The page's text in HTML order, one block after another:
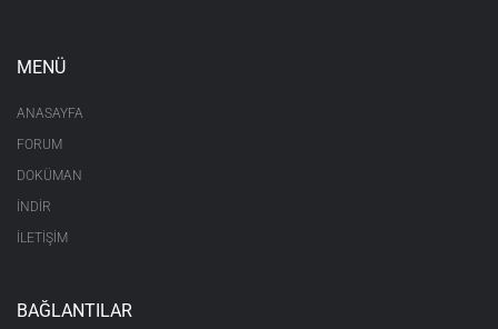
MENÜ
ANASAYFA
FORUM
DOKÜMAN
İNDİR
İLETİŞİM
BAĞLANTILAR